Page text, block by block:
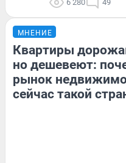
6 280 49
МНЕНИЕ
Квартиры
но дешевеют:
рынок
сейчас такой